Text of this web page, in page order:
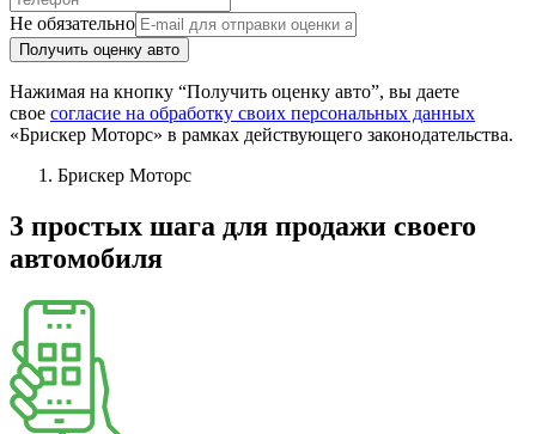
Не обязательно
Получить оценку авто
Нажимая на кнопку “Получить оценку авто”, вы даете
свое согласие на обработку своих персональных данных
«Брискер Моторс» в рамках действующего законодательства.
Брискер Моторс
3 простых шага для продажи своего
автомобиля